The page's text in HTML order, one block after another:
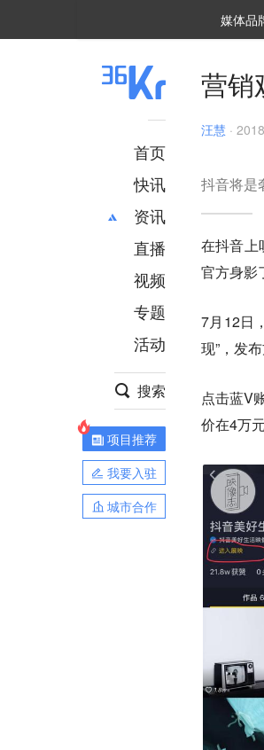
媒体品
首页
快讯
资讯
推荐
财经
项目推荐
安徽
直播
视频
专题
活动
搜索
项目推荐
我要入驻
城市合作
营销
汪慧 ·
抖音将是
在抖音上
官方身影
7月12日
现”，发
点击蓝V
价在4万